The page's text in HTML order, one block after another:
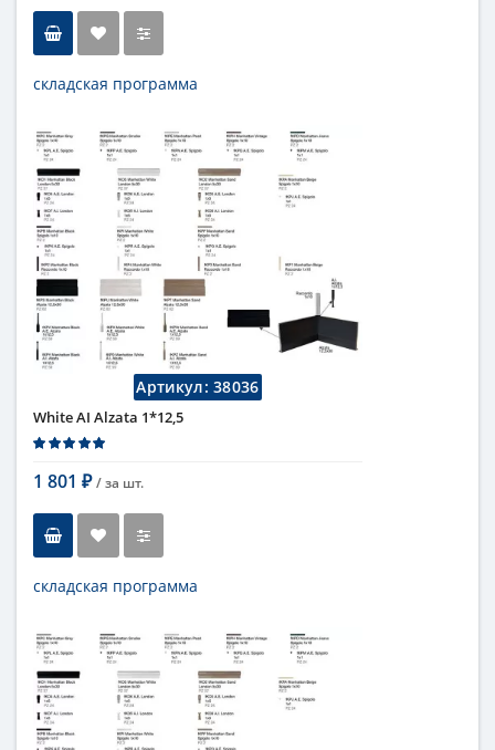
складская программа
Длина
5 см
Высота
1 см
Цвет
белый, светлый
Страна
Италия
Поверхность
глянцевая
Коллекция
Fap Ceramiche
Артикул:38036
White AI Alzata 1*12,5
1 801 ₽ / за шт.
складская программа
Длина
12,5 см
Высота
1 см
Цвет
белый, светлый
Страна
Италия
Поверхность
глянцевая